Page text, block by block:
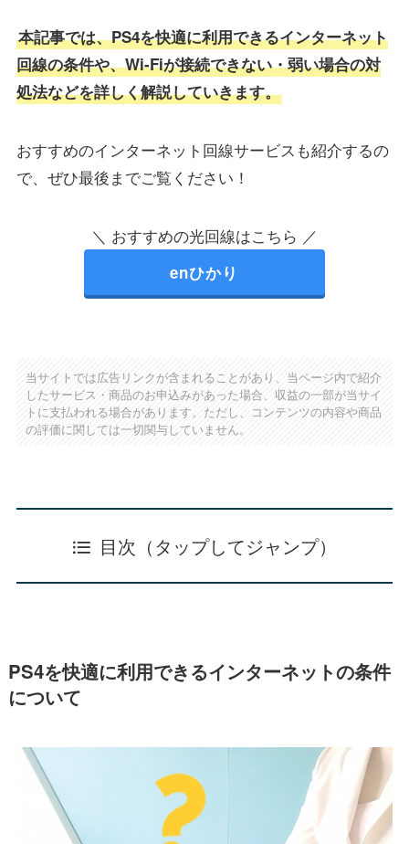
本記事では、PS4を快適に利用できるインターネット
回線の条件や、Wi-Fiが接続できない・弱い場合の対
処法などを詳しく解説していきます。
おすすめのインターネット回線サービスも紹介するの
で、ぜひ最後までご覧ください！
＼ おすすめの光回線はこちら ／
enひかり
当サイトでは広告リンクが含まれることがあり、当ページ内で紹介
したサービス・商品のお申込みがあった場合、収益の一部が当サイ
トに支払われる場合があります。ただし、コンテンツの内容や商品
の評価に関しては一切関与していません。
目次（タップしてジャンプ）
PS4を快適に利用できるインターネットの条件
について